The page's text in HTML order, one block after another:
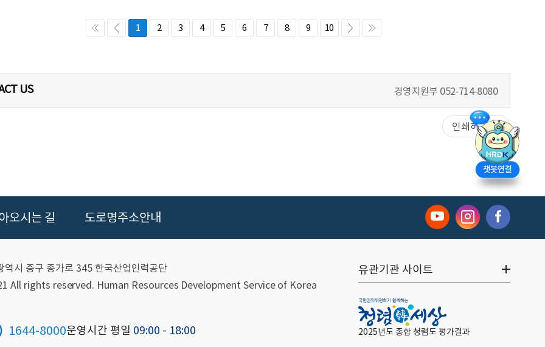
1 2 3 4 5 6 7 8 9 10
US 경영지원부 052-714-8080
인쇄하기
오시는 길 도로명주소안내
1644-8000운영시간 평일 09:00 - 18:00
역시 중구 종가로 345 한국산업인력공단
All rights reserved. Human Resources Development Service of Korea
유관기관 사이트
2025년도 종합 청렴도 평가결과